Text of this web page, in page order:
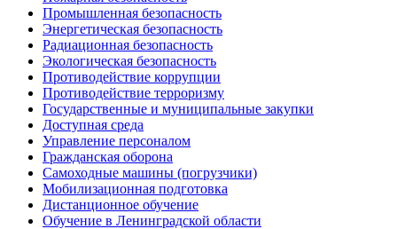
Промышленная безопасность
Энергетическая безопасность
Радиационная безопасность
Экологическая безопасность
Противодействие коррупции
Противодействие терроризму
Государственные и муниципальные закупки
Доступная среда
Управление персоналом
Гражданская оборона
Самоходные машины (погрузчики)
Мобилизационная подготовка
Дистанционное обучение
Обучение в Ленинградской области